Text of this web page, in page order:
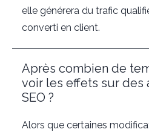
elle générera du trafic
converti en client.
Après combien de
voir les effets sur des
SEO ?
Alors que certaines